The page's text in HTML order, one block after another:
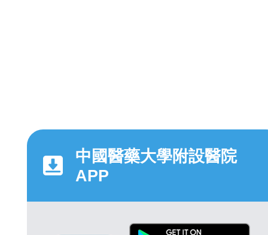
中國醫藥大學附設醫院
APP